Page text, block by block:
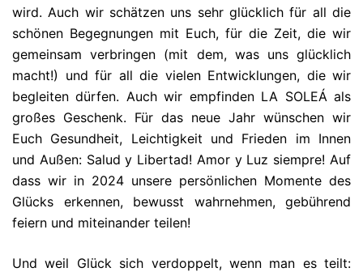
wird. Auch wir schätzen uns sehr glücklich für all die
schönen Begegnungen mit Euch, für die Zeit, die wir
gemeinsam verbringen (mit dem, was uns glücklich
macht!) und für all die vielen Entwicklungen, die wir
begleiten dürfen. Auch wir empfinden LA SOLEÁ als
großes Geschenk. Für das neue Jahr wünschen wir
Euch Gesundheit, Leichtigkeit und Frieden im Innen
und Außen: Salud y Libertad! Amor y Luz siempre! Auf
dass wir in 2024 unsere persönlichen Momente des
Glücks erkennen, bewusst wahrnehmen, gebührend
feiern und miteinander teilen!
Und weil Glück sich verdoppelt, wenn man es teilt: